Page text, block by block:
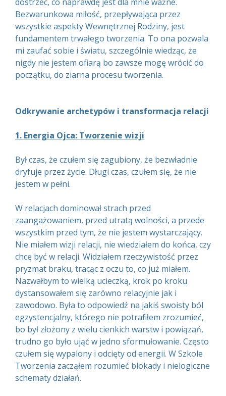
Bezwarunkowa miłość, przepływająca przez
wszystkie aspekty Wewnętrznej Rodziny, jest
fundamentem trwałego tworzenia. To ona pozwala
mi zaufać sobie i światu, szczególnie wiedząc, że
nigdy nie jestem ofiarą bo zawsze mogę wrócić do
początku, do ziarna procesu tworzenia.
Odkrywanie archetypów i transformacja relacji
1. Energia Ojca: Tworzenie wizji
Był czas, że czułem się zagubiony, że bezwładnie
dryfuje przez życie. Długi czas, czułem się, że nie
jestem w pełni.
W relacjach dominował strach przed
zaangażowaniem, przed utratą wolności, a przede
wszystkim przed tym, że nie jestem wystarczający.
Nie miałem wizji relacji, nie wiedziałem do końca, czy
chcę być w relacji. Widziałem rzeczywistość przez
pryzmat braku, tracąc z oczu to, co już miałem.
Nazwałbym to wielką ucieczką, krok po kroku
dystansowałem się zarówno relacyjnie jak i
zawodowo. Była to odpowiedź na jakiś swoisty ból
egzystencjalny, którego nie potrafiłem zrozumieć,
bo był złożony z wielu cienkich warstw i powiązań,
trudno go było ująć w jedno sformułowanie. Często
czułem się wypalony i odcięty od energii. W Szkole
Tworzenia zacząłem rozumieć blokady i nielogiczne
schematy działań.